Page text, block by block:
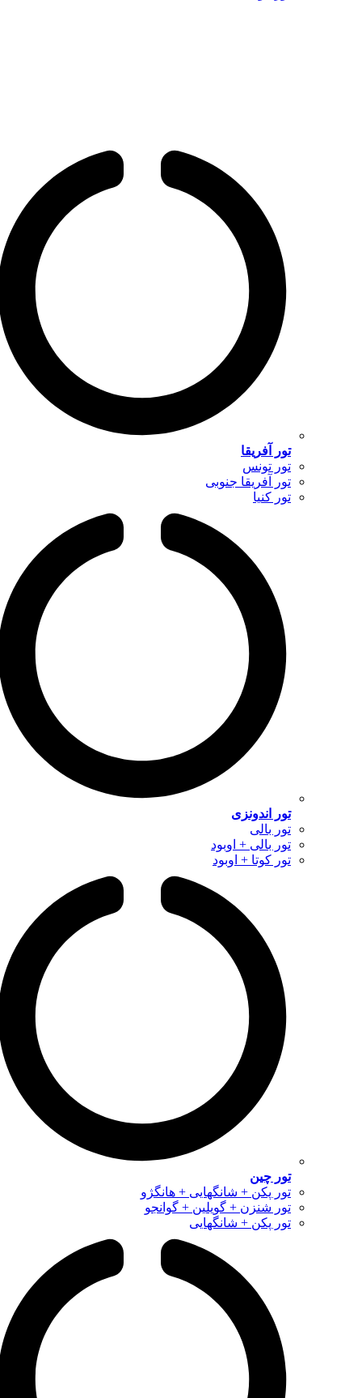
تور آفریقا
تور تونس
تور آفریقا جنوبی
تور کنیا
تور اندونزی
تور بالی
تور بالی + اوبود
تور کوتا + اوبود
تور چین
تور پکن + شانگهایی + هانگژو
تور شنزن + گویلین + گوانجو
تور پکن + شانگهایی